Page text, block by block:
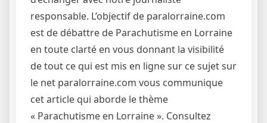
responsable. L’objectif de paralorraine.com
est de débattre de Parachutisme en Lorraine
en toute clarté en vous donnant la visibilité
de tout ce qui est mis en ligne sur ce sujet sur
le net paralorraine.com vous communique
cet article qui aborde le thème
« Parachutisme en Lorraine ». Consultez